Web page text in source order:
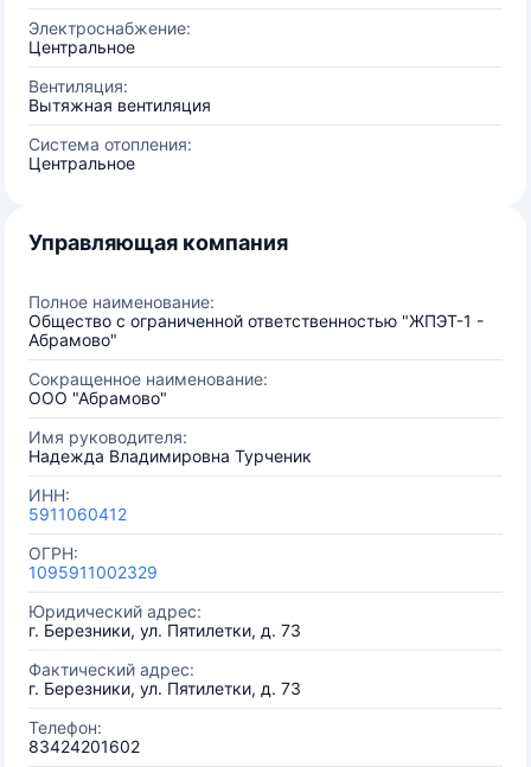
Электроснабжение:
Центральное
Вентиляция:
Вытяжная вентиляция
Система отопления:
Центральное
Управляющая компания
Полное наименование:
Общество с ограниченной ответственностью "ЖПЭТ-1 -
Абрамово"
Сокращенное наименование:
ООО "Абрамово"
Имя руководителя:
Надежда Владимировна Турченик
ИНН:
5911060412
ОГРН:
1095911002329
Юридический адрес:
г. Березники, ул. Пятилетки, д. 73
Фактический адрес:
г. Березники, ул. Пятилетки, д. 73
Телефон:
83424201602